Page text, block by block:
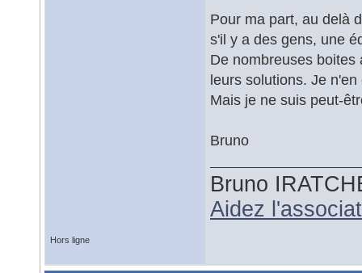
Pour ma part, au delà
s'il y a des gens, une
De nombreuses
leurs solutions. Je
Mais je ne suis peut-
Bruno
Bruno
Aidez
Hors ligne